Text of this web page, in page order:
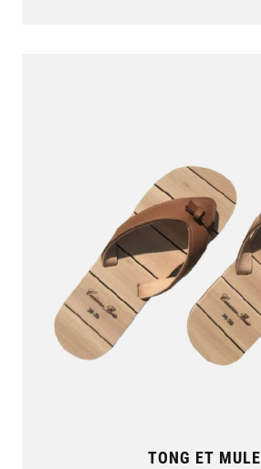
TONG ET MULE